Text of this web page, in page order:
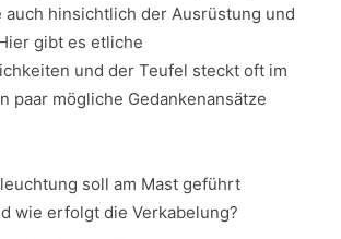
auch hinsichtlich der Ausrüstung und
gibt es etliche
und der Teufel steckt oft im
paar mögliche Gedankenansätze
soll am Mast geführt
wie erfolgt die Verkabelung?